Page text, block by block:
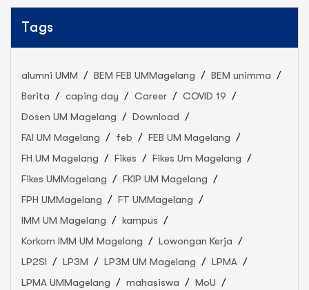
Tags
alumni UMM BEM FEB UMMagelang
BEM unimma
Berita
caping day Career
COVID 19
Dosen UM Magelang
Download
FAI UM Magelang
feb
FEB UM Magelang
FH UM Magelang
Fikes
Fikes Um Magelang
Fikes UMMagelang
FKIP UM Magelang
FPH UMMagelang
FT UMMagelang
IMM UM Magelang
kampus
Korkom IMM UM Magelang
Lowongan Kerja
LP2SI
LP3M LP3M UM Magelang
LPMA
LPMA UMMagelang
mahasiswa
MoU